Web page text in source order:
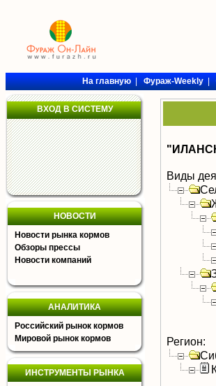
На главную|Фураж-Weekly|
ВХОД В СИСТЕМУ
НОВОСТИ
Новости рынка кормов
Обзоры прессы
Новости компаний
АНАЛИТИКА
Российский рынок кормов
Мировой рынок кормов
ИНСТРУМЕНТЫ РЫНКА
Виды
Регион: